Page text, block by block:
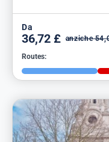
Da
36,72 £ anziche
Routes: